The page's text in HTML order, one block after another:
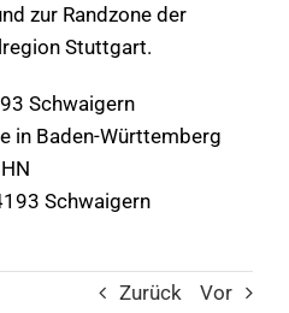
zur Randzone der
Stuttgart.
Schwaigern
in Baden-Württemberg
Schwaigern
Zurück Vor